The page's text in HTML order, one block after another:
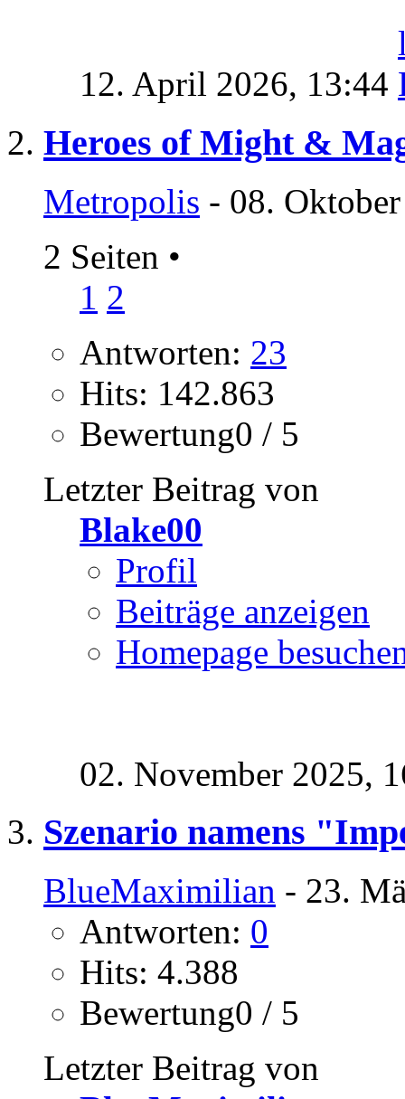
12. April 2026, 13:44
Heroes of Might &
Metropolis - 08.
2 Seiten •
1 2
Antworten: 23
Hits: 142.863
Bewertung0 / 5
Letzter Beitrag von
Blake00
Profil
Beiträge anzeigen
Homepage
02. November 2025,
Szenario namens
BlueMaximilian - 23.
Antworten: 0
Hits: 4.388
Bewertung0 / 5
Letzter Beitrag von